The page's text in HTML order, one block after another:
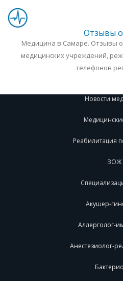
Отзывы
Медицина в Самаре. Отзывы о
медицинских учреждений,
телефонов
Новости
Реабилитация
ЗОЖ
Акушер-
Аллерголог-
Анестезиолог-